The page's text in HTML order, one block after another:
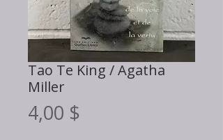
Tao Te King / Agatha
Miller
4,00 $